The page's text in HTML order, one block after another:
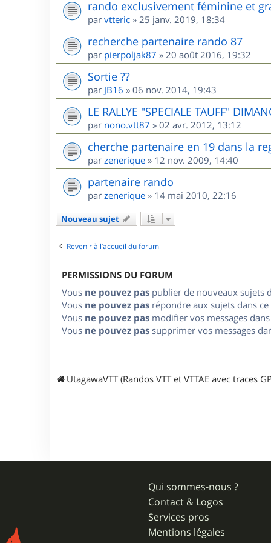
rando exclusivement féminine et
par vtteric » 25 janv. 2019, 18:34
recherche partenaire rando 87
par pierpoljak87 » 20 août 2016, 19:32
Sortie ??
par JB16 » 06 nov. 2014, 19:43
LE RALLYE "SPECIALE TAUFF"
par nono.vtt87 » 02 avr. 2012, 13:12
cherche partenaire en 19 dans la
par zenerique » 12 nov. 2009, 14:40
partenaire rando
par zenerique » 14 mai 2010, 22:16
Nouveau sujet
Revenir à l’accueil du forum
PERMISSIONS DU FORUM
Vous ne pouvez pas publier de nouveaux sujets
Vous ne pouvez pas répondre aux sujets dans
Vous ne pouvez pas modifier vos messages
Vous ne pouvez pas supprimer vos messages
UtagawaVTT (Randos VTT et VTTAE avec traces
Qui sommes-nous ?
Contact & Logos
Services pros
Mentions légales